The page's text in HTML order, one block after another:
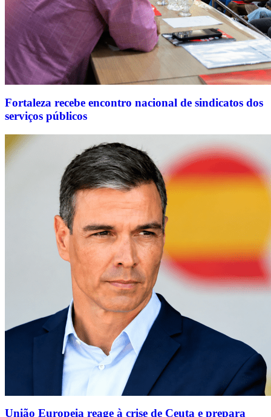
Fortaleza recebe encontro nacional de sindicatos dos
serviços públicos
União Europeia reage à crise de Ceuta e prepara